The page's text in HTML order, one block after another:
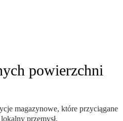
powierzchni
magazynowe, które przyciągane
przemysł.